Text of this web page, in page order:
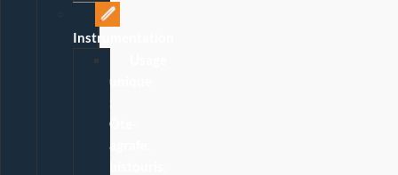
Instrumentation
unique
Ôte-
agrafe,